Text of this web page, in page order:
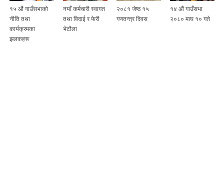
१५ औं गाउँसभाको
नीति तथा
कार्यक्रमका
झलकहरू
नयाँ कर्मचारी स्वागत
तथा विदाई र फेरी
भेटौला
२०८१ जेष्ठ १५
गणतन्त्र दिवस
१४ औं गाउँसभा
२०८० माघ १० गते